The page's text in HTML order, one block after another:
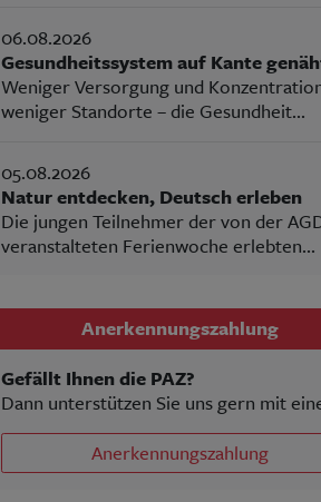
06.08.2026
Gesundheitssystem auf Kante
Weniger Versorgung und
weniger Standorte – die Gesundheit...
05.08.2026
Natur entdecken, Deutsch erleben
Die jungen Teilnehmer der von der
veranstalteten Ferienwoche erlebten...
Anerkennungszahlung
Gefällt Ihnen die PAZ?
Dann unterstützen Sie uns gern mit
Anerkennungszahlung